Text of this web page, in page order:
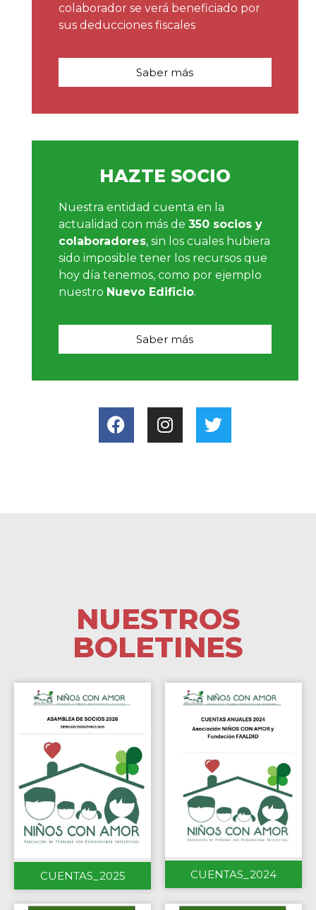
colaborador se verá beneficiado por
sus deducciones fiscales
Saber más
HAZTE SOCIO
Nuestra entidad cuenta en la
actualidad con más de 350 socios y
colaboradores, sin los cuales hubiera
sido imposible tener los recursos que
hoy día tenemos, como por ejemplo
nuestro Nuevo Edificio.
Saber más
NUESTROS
BOLETINES
CUENTAS_2025 CUENTAS_2024